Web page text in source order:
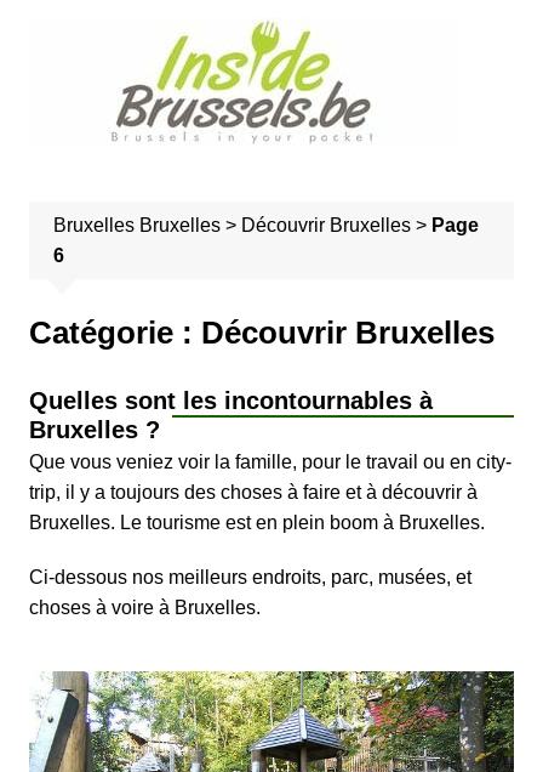
Bruxelles Bruxelles> Découvrir Bruxelles> Page
6
Catégorie : Découvrir Bruxelles
Quelles sont les incontournables à
Bruxelles ?
Que vous veniez voir la famille, pour le travail ou en city-
trip, il y a toujours des choses à faire et à découvrir à
Bruxelles. Le tourisme est en plein boom à Bruxelles.
Ci-dessous nos meilleurs endroits, parc, musées, et
choses à voire à Bruxelles.